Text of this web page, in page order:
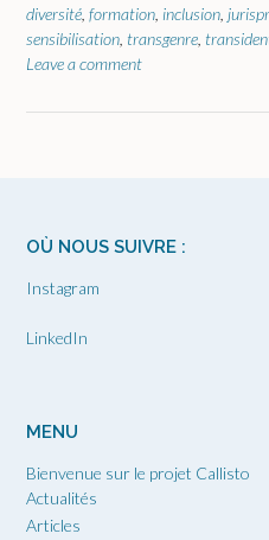
diversité formation inclusion
sensibilisation transgenre
Leave a comment
OÙ NOUS SUIVRE :
Instagram
LinkedIn
MENU
Bienvenue sur le projet Callisto
Actualités
Articles